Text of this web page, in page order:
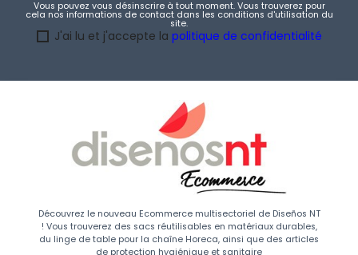
Vous pouvez vous désinscrire à tout moment. Vous trouverez pour
cela nos informations de contact dans les conditions d'utilisation du
site.
J'ai lu et j'accepte la politique de confidentialité
Découvrez le nouveau Ecommerce multisectoriel de Diseños NT
! Vous trouverez des sacs réutilisables en matériaux durables,
du linge de table pour la chaîne Horeca, ainsi que des articles
de protection hygiénique et sanitaire